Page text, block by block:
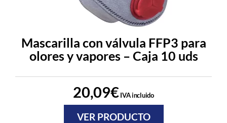
Mascarilla con válvula FFP3 para
olores y vapores – Caja 10 uds
20,09€IVA incluido
VER PRODUCTO